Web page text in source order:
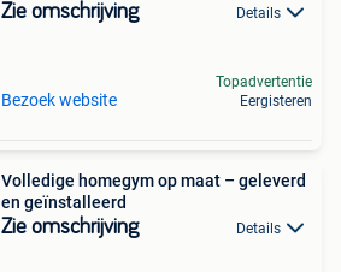
Zie omschrijving Details
Bezoek website
Topadvertentie
Eergisteren
Volledige homegym op maat – geleverd
en geïnstalleerd
Zie omschrijving Details